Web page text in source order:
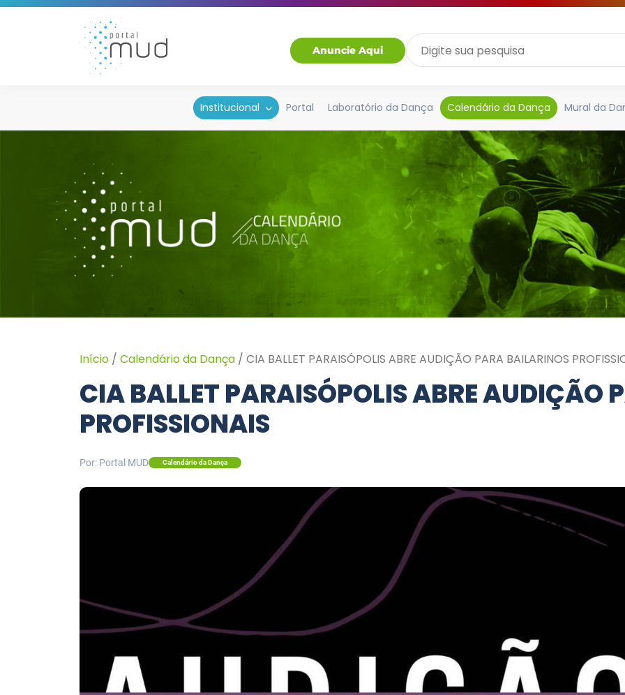
Anuncie Aqui
Institucional Portal Laboratório da Dança Calendário da Dança Mural da
Início / Calendário da Dança / CIA BALLET PARAISÓPOLIS ABRE AUDIÇÃO PARA BAILARINOS
CIA BALLET PARAISÓPOLIS ABRE AUDIÇÃO
PROFISSIONAIS
Por: Portal MUD Calendário da Dança